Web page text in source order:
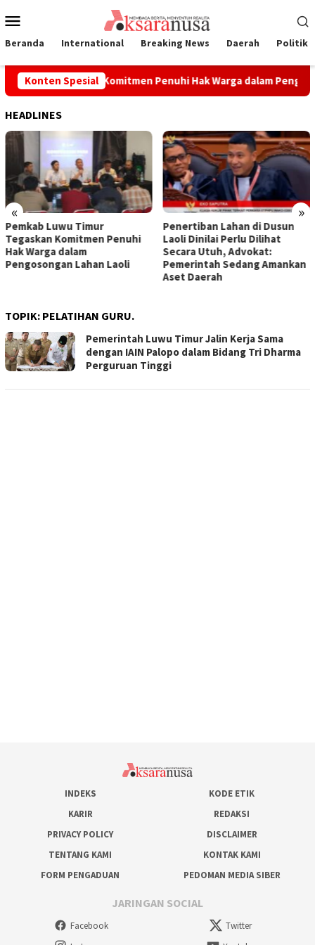
ke
Mobile
Beranda International Breaking News Daerah Politik
Konten Spesial
Timur Tegaskan Komitmen Penuhi Hak Warga dalam
HEADLINES
« »
Pemkab Luwu Timur
Tegaskan Komitmen Penuhi
Hak Warga dalam
Pengosongan Lahan Laoli
Penertiban Lahan di Dusun
Laoli Dinilai Perlu Dilihat
Secara Utuh, Advokat:
Pemerintah Sedang Amankan
Aset Daerah
TOPIK: PELATIHAN GURU.
Pemerintah Luwu Timur Jalin Kerja Sama
dengan IAIN Palopo dalam Bidang Tri Dharma
Perguruan Tinggi
INDEKS
KODE ETIK
KARIR
REDAKSI
PRIVACY POLICY
DISCLAIMER
TENTANG KAMI
KONTAK KAMI
FORM PENGADUAN
PEDOMAN MEDIA SIBER
JARINGAN SOCIAL
Facebook
Twitter